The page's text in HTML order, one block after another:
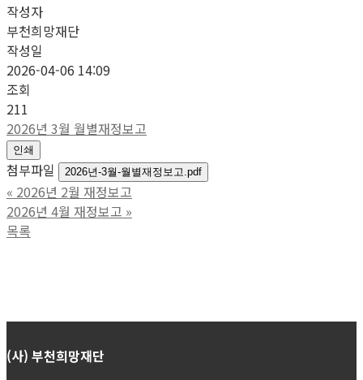
작성자
부천희망재단
작성일
2026-04-06 14:09
조회
211
2026년 3월 월별재정보고
인쇄
첨부파일 2026년-3월-월별재정보고.pdf
« 2026년 2월 재정보고
2026년 4월 재정보고 »
목록
(사) 부천희망재단